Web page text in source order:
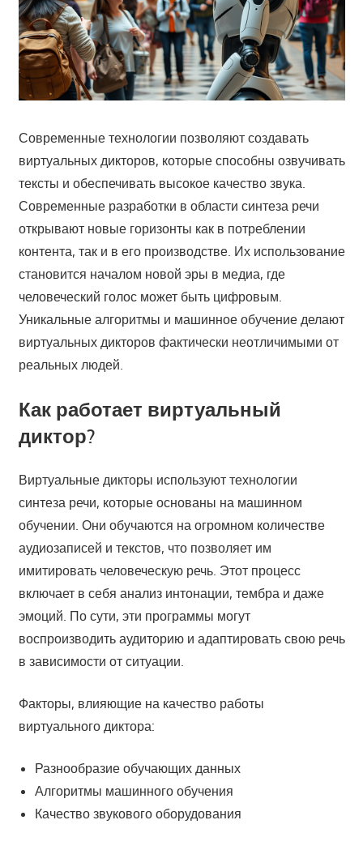
Современные технологии позволяют создавать
виртуальных дикторов, которые способны озвучивать
тексты и обеспечивать высокое качество звука.
Современные разработки в области синтеза речи
открывают новые горизонты как в потреблении
контента, так и в его производстве. Их использование
становится началом новой эры в медиа, где
человеческий голос может быть цифровым.
Уникальные алгоритмы и машинное обучение делают
виртуальных дикторов фактически неотличимыми от
реальных людей.
Как работает виртуальный
диктор?
Виртуальные дикторы используют технологии
синтеза речи, которые основаны на машинном
обучении. Они обучаются на огромном количестве
аудиозаписей и текстов, что позволяет им
имитировать человеческую речь. Этот процесс
включает в себя анализ интонации, тембра и даже
эмоций. По сути, эти программы могут
воспроизводить аудиторию и адаптировать свою речь
в зависимости от ситуации.
Факторы, влияющие на качество работы
виртуального диктора:
Разнообразие обучающих данных
Алгоритмы машинного обучения
Качество звукового оборудования